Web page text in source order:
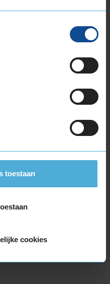
toestaan
cookies